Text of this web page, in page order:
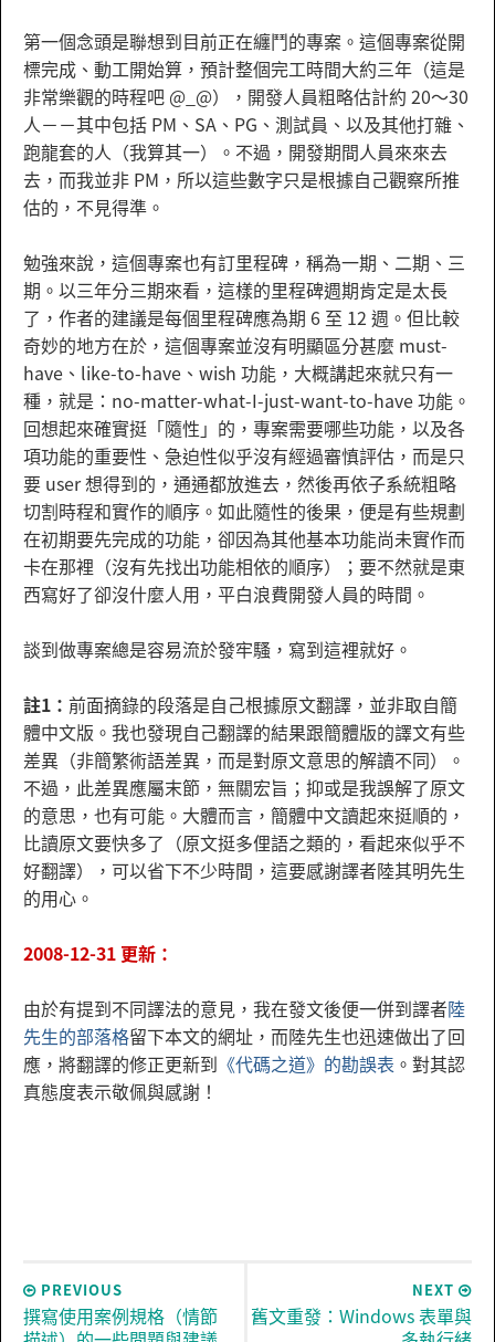
第一個念頭是聯想到目前正在纏鬥的專案。這個專案從開
標完成、動工開始算，預計整個完工時間大約三年（這是
非常樂觀的時程吧 @_@），開發人員粗略估計約 20～30
人－－其中包括 PM、SA、PG、測試員、以及其他打雜、
跑龍套的人（我算其一）。不過，開發期間人員來來去
去，而我並非 PM，所以這些數字只是根據自己觀察所推
估的，不見得準。
勉強來說，這個專案也有訂里程碑，稱為一期、二期、三
期。以三年分三期來看，這樣的里程碑週期肯定是太長
了，作者的建議是每個里程碑應為期 6 至 12 週。但比較
奇妙的地方在於，這個專案並沒有明顯區分甚麼 must-
have、like-to-have、wish 功能，大概講起來就只有一
種，就是：no-matter-what-I-just-want-to-have 功能。
回想起來確實挺「隨性」的，專案需要哪些功能，以及各
項功能的重要性、急迫性似乎沒有經過審慎評估，而是只
要 user 想得到的，通通都放進去，然後再依子系統粗略
切割時程和實作的順序。如此隨性的後果，便是有些規劃
在初期要先完成的功能，卻因為其他基本功能尚未實作而
卡在那裡（沒有先找出功能相依的順序）；要不然就是東
西寫好了卻沒什麼人用，平白浪費開發人員的時間。
談到做專案總是容易流於發牢騷，寫到這裡就好。
註1： 前面摘錄的段落是自己根據原文翻譯，並非取自簡
體中文版。我也發現自己翻譯的結果跟簡體版的譯文有些
差異（非簡繁術語差異，而是對原文意思的解讀不同）。
不過，此差異應屬末節，無關宏旨；抑或是我誤解了原文
的意思，也有可能。大體而言，簡體中文讀起來挺順的，
比讀原文要快多了（原文挺多俚語之類的，看起來似乎不
好翻譯），可以省下不少時間，這要感謝譯者陸其明先生
的用心。
2008-12-31 更新：
由於有提到不同譯法的意見，我在發文後便一併到譯者陸
先生的部落格留下本文的網址，而陸先生也迅速做出了回
應，將翻譯的修正更新到 《代碼之道》的勘誤表 。對其認
真態度表示敬佩與感謝！
NEXT
舊文重發：Windows 表單與
PREVIOUS
撰寫使用案例規格（情節